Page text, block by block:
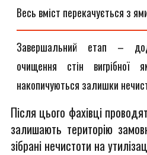
Весь вміст перекачується з
Завершальний етап –
очищення стін вигрібної
накопичуються залишки
Після цього фахівці
залишають територію
зібрані нечистоти на